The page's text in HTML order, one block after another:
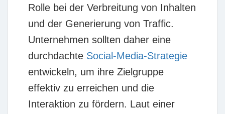
Rolle bei der Verbreitung von Inhalten
und der Generierung von Traffic.
Unternehmen sollten daher eine
durchdachte Social-Media-Strategie
entwickeln, um ihre Zielgruppe
effektiv zu erreichen und die
Interaktion zu fördern. Laut einer